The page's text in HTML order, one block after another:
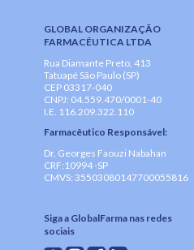
GLOBAL ORGANIZAÇÃO
FARMACÊUTICA LTDA
Rua Diamante Preto, 413
Tatuapé São Paulo (SP)
CEP 03317-040
CNPJ: 04.559.470/0001-40
I.E. 116.209.322.110
Farmacêutico Responsável:
Dr. Georges Faouzi Nabahan
CRF:10994 -SP
CMVS: 35503080147700055816
Siga a GlobalFarma nas redes
sociais